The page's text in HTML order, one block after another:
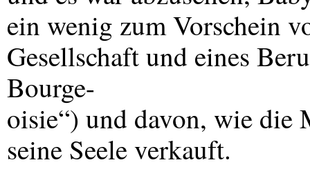
ein wenig zum Vorschein
Gesellschaft und eines
Bourge-
oisie“) und davon, wie die
seine Seele verkauft.